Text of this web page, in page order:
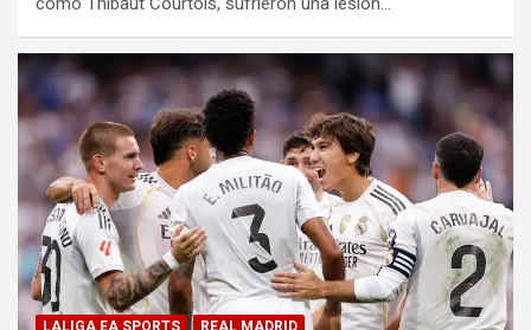
LALIGA EA SPORTS REAL MADRID